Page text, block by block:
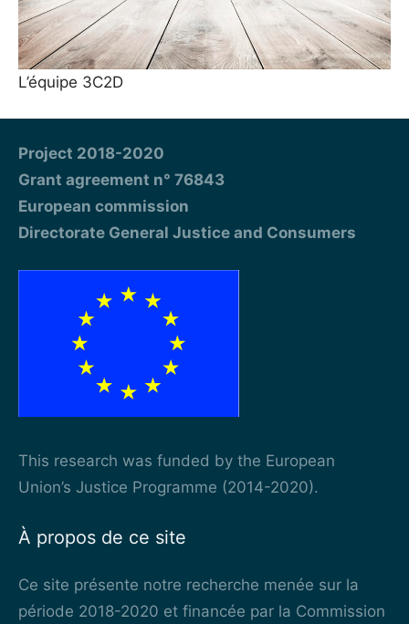
L’équipe 3C2D
Project 2018-2020
Grant agreement n° 76843
European commission
Directorate General Justice and Consumers
This research was funded by the European
Union’s Justice Programme (2014-2020).
À propos de ce site
Ce site présente notre recherche menée sur la
période 2018-2020 et financée par la Commission